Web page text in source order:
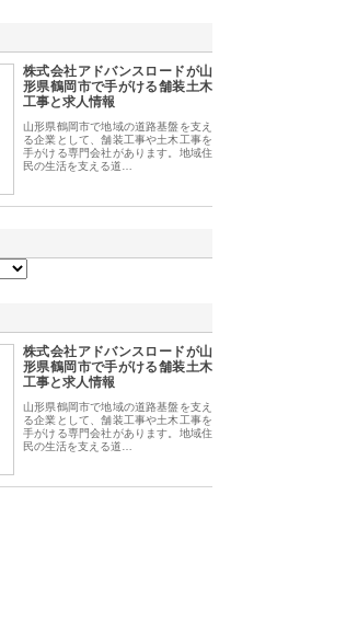
株式会社アドバンスロードが山
形県鶴岡市で手がける舗装土木
工事と求人情報
山形県鶴岡市で地域の道路基盤を支え
る企業として、舗装工事や土木工事を
手がける専門会社があります。地域住
民の生活を支える道…
株式会社アドバンスロードが山
形県鶴岡市で手がける舗装土木
工事と求人情報
山形県鶴岡市で地域の道路基盤を支え
る企業として、舗装工事や土木工事を
手がける専門会社があります。地域住
民の生活を支える道…